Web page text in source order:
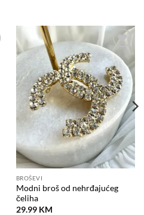
Dodaj
na
listu
želja
BROŠEVI
Modni broš od nehrđajućeg
čeliha
29.99 KM